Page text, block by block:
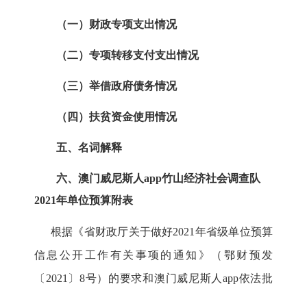
（一）财政专项支出情况
（二）专项转移支付支出情况
（三）举借政府债务情况
（四）扶贫资金使用情况
五、名词解释
六、 澳门威尼斯人app竹山经济社会调查队
2021年单位预算附表
根据《省财政厅关于做好2021 年省级单位预算
信息公开工作有关事项的通知》（鄂财预发
〔 2021 〕8号）的要求和澳门威尼斯人app依法批